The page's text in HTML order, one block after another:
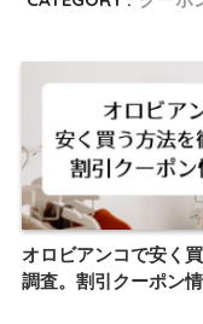
オロビアンコで安く
調査。割引クーポン